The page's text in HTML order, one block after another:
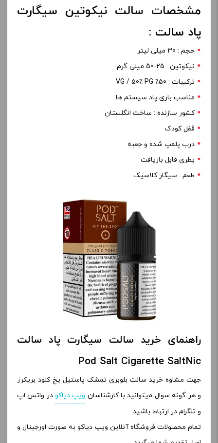
مشخصات سالت نیکوتین سیگارت
پاد سالت :
حجم : 30 میلی لیتر
نیکوتین : 25-50 میلی گرم
ترکیبات : 50٪ VG / 50٪ PG
مناسب باری پاد سیستم ها
کشور سازنده : ساخت انگلستان
قفل کودک
درب پلمپ شده و جعبه
بطری قابل بازیافت
طعم : سیگار کلاسیک
راهنمای خرید سالت سیگارت پاد سالت
Pod Salt Cigarette SaltNic
جهت مشاوه خرید سالت بلوبری تمشک پاستیل یخ کلود بریکرز
و هر گونه سوال میتوانید با کارشناسان ویپ دیاکودر واتس اپ
و تلگرام در ارتباط باشید .
تمام محصولات فروشگاه آنلاین ویپ دیاکو به صورت اورجینال و